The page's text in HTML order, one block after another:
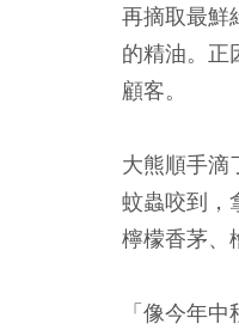
再摘取最鮮
的精油。正
顧客。
大熊順手滴
蚊蟲咬到，
檸檬香茅、
「像今年